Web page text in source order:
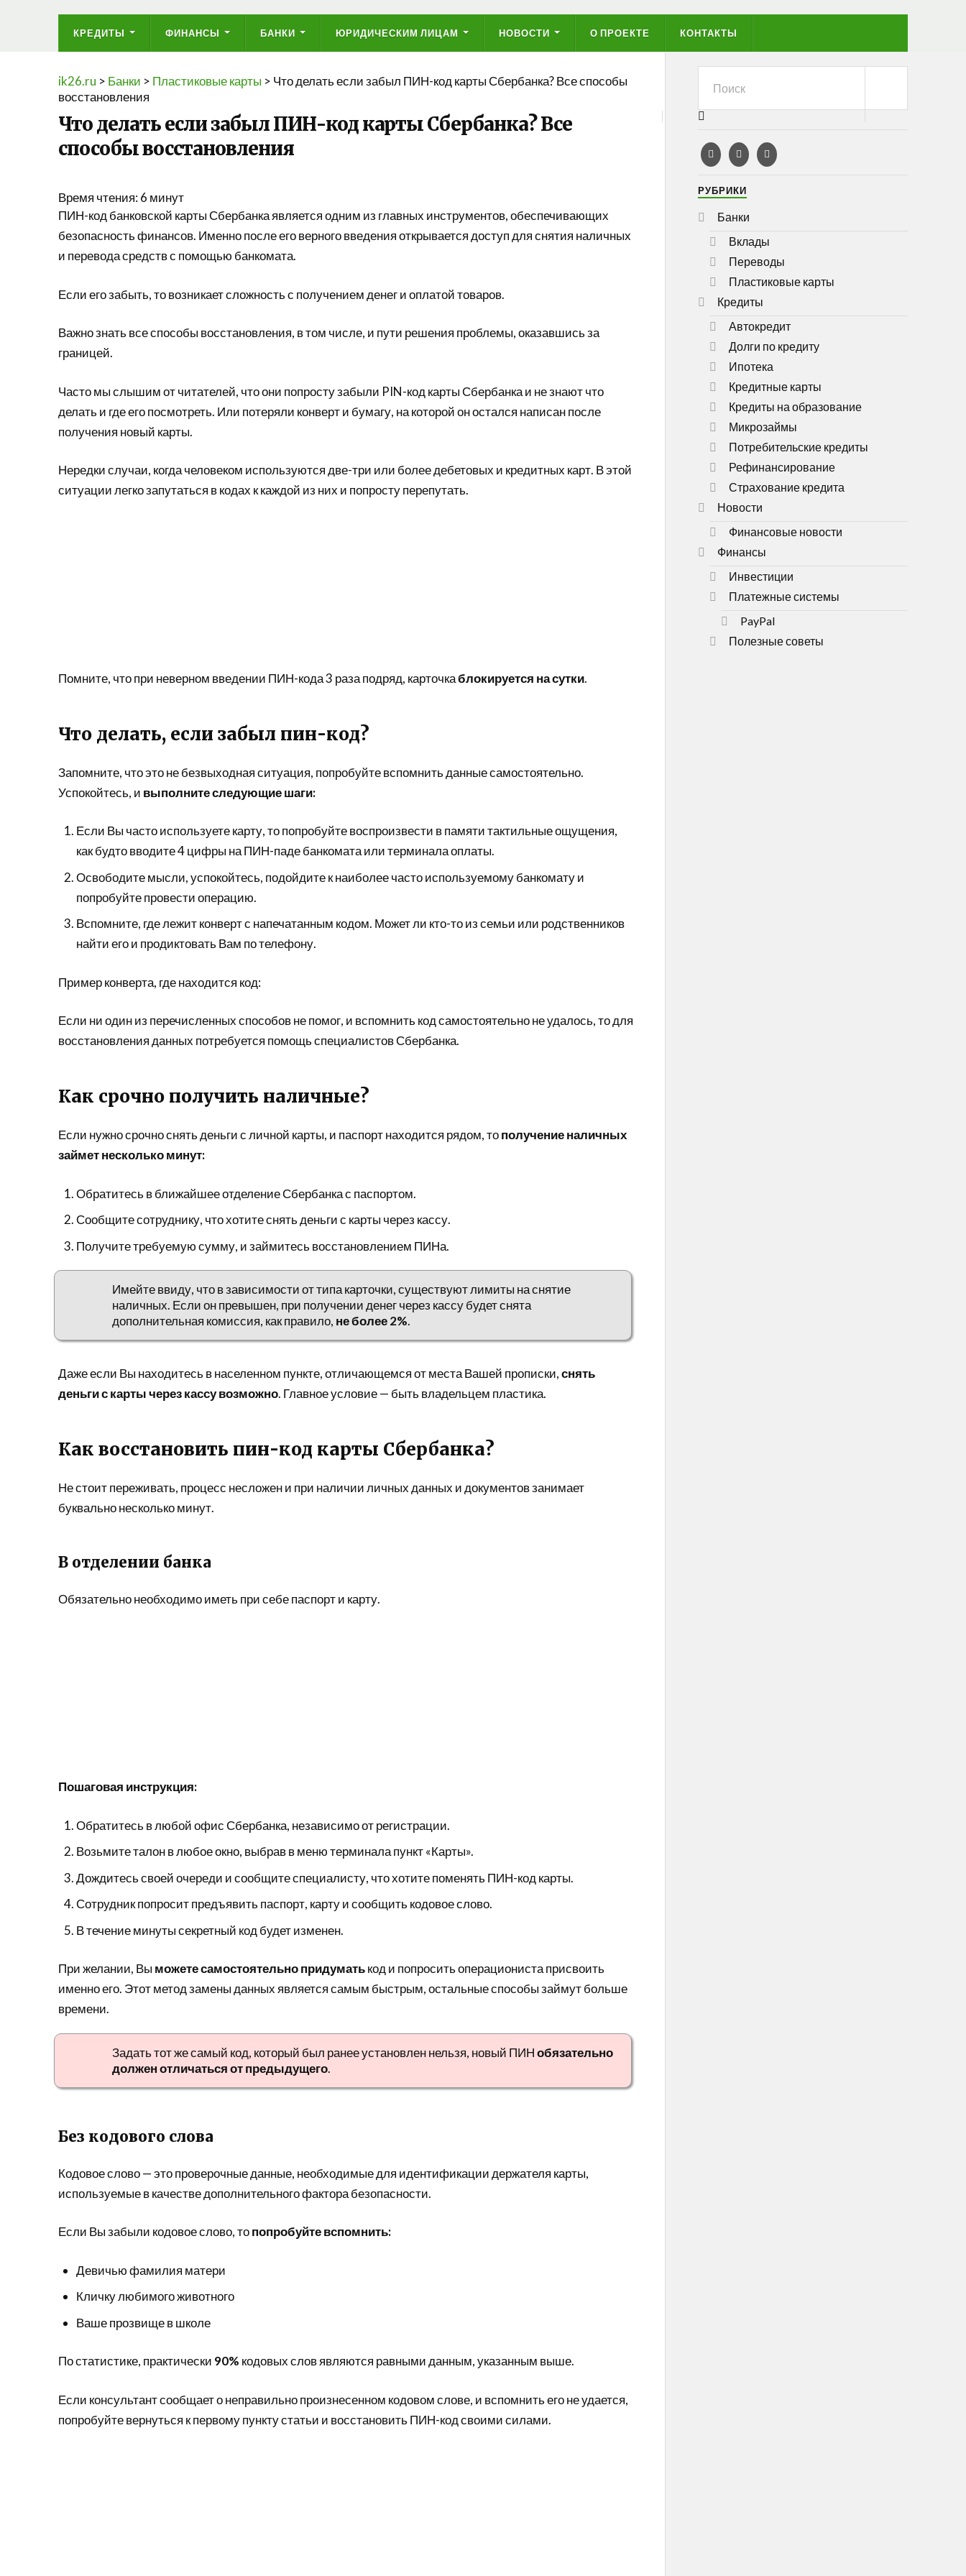
КРЕДИТЫ ФИНАНСЫ БАНКИ ЮРИДИЧЕСКИМ ЛИЦАМ НОВОСТИ О ПРОЕКТЕ КОНТАКТЫ
ik26.ru > Банки > Пластиковые карты > Что делать если забыл ПИН-код карты Сбербанка? Все способы
восстановления
Что делать если забыл ПИН-код карты Сбербанка? Все
способы восстановления
Время чтения: 6 минут
ПИН-код банковской карты Сбербанка является одним из главных инструментов, обеспечивающих
безопасность финансов. Именно после его верного введения открывается доступ для снятия наличных
и перевода средств с помощью банкомата.
Если его забыть, то возникает сложность с получением денег и оплатой товаров.
Важно знать все способы восстановления, в том числе, и пути решения проблемы, оказавшись за
границей.
Часто мы слышим от читателей, что они попросту забыли PIN-код карты Сбербанка и не знают что
делать и где его посмотреть. Или потеряли конверт и бумагу, на которой он остался написан после
получения новый карты.
Нередки случаи, когда человеком используются две-три или более дебетовых и кредитных карт. В этой
ситуации легко запутаться в кодах к каждой из них и попросту перепутать.
Помните, что при неверном введении ПИН-кода 3 раза подряд, карточкаблокируется на сутки.
Что делать, если забыл пин-код?
Запомните, что это не безвыходная ситуация, попробуйте вспомнить данные самостоятельно.
Успокойтесь, и выполните следующие шаги:
Если Вы часто используете карту, то попробуйте воспроизвести в памяти тактильные ощущения,
как будто вводите 4 цифры на ПИН-паде банкомата или терминала оплаты.
Освободите мысли, успокойтесь, подойдите к наиболее часто используемому банкомату и
попробуйте провести операцию.
Вспомните, где лежит конверт с напечатанным кодом. Может ли кто-то из семьи или родственников
найти его и продиктовать Вам по телефону.
Пример конверта, где находится код:
Если ни один из перечисленных способов не помог, и вспомнить код самостоятельно не удалось, то для
восстановления данных потребуется помощь специалистов Сбербанка.
Как срочно получить наличные?
Если нужно срочно снять деньги с личной карты, и паспорт находится рядом, тополучение наличных
займет несколько минут:
Обратитесь в ближайшее отделение Сбербанка с паспортом.
Сообщите сотруднику, что хотите снять деньги с карты через кассу.
Получите требуемую сумму, и займитесь восстановлением ПИНа.
Имейте ввиду, что в зависимости от типа карточки, существуют лимиты на снятие
наличных. Если он превышен, при получении денег через кассу будет снята
дополнительная комиссия, как правило, не более 2%.
Даже если Вы находитесь в населенном пункте, отличающемся от места Вашей прописки,снять
деньги с карты через кассу возможно. Главное условие — быть владельцем пластика.
Как восстановить пин-код карты Сбербанка?
Не стоит переживать, процесс несложен и при наличии личных данных и документов занимает
буквально несколько минут.
В отделении банка
Обязательно необходимо иметь при себе паспорт и карту.
Пошаговая инструкция:
Обратитесь в любой офис Сбербанка, независимо от регистрации.
Возьмите талон в любое окно, выбрав в меню терминала пункт «Карты».
Дождитесь своей очереди и сообщите специалисту, что хотите поменять ПИН-код карты.
Сотрудник попросит предъявить паспорт, карту и сообщить кодовое слово.
В течение минуты секретный код будет изменен.
При желании, Вы можете самостоятельно придуматькод и попросить операциониста присвоить
именно его. Этот метод замены данных является самым быстрым, остальные способы займут больше
времени.
Задать тот же самый код, который был ранее установлен нельзя, новый ПИНобязательно
должен отличаться от предыдущего.
Без кодового слова
Кодовое слово — это проверочные данные, необходимые для идентификации держателя карты,
используемые в качестве дополнительного фактора безопасности.
Если Вы забыли кодовое слово, топопробуйте вспомнить:
Девичью фамилия матери
Кличку любимого животного
Ваше прозвище в школе
По статистике, практически 90% кодовых слов являются равными данным, указанным выше.
Если консультант сообщает о неправильно произнесенном кодовом слове, и вспомнить его не удается,
попробуйте вернуться к первому пункту статьи и восстановить ПИН-код своими силами.
РУБРИКИ
Банки
Вклады
Переводы
Пластиковые карты
Кредиты
Автокредит
Долги по кредиту
Ипотека
Кредитные карты
Кредиты на образование
Микрозаймы
Потребительские кредиты
Рефинансирование
Страхование кредита
Новости
Финансовые новости
Финансы
Инвестиции
Платежные системы
PayPal
Полезные советы